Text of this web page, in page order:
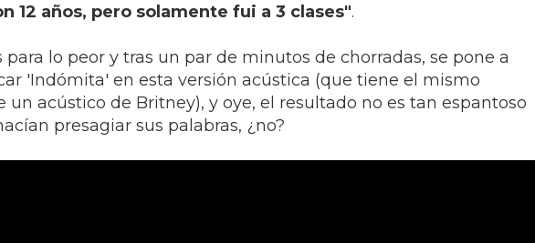
12 años, pero solamente fui a 3 clases".
para lo peor y tras un par de minutos de chorradas, se pone a
'Indómita' en esta versión acústica (que tiene el mismo
un acústico de Britney), y oye, el resultado no es tan espantoso
presagiar sus palabras, ¿no?